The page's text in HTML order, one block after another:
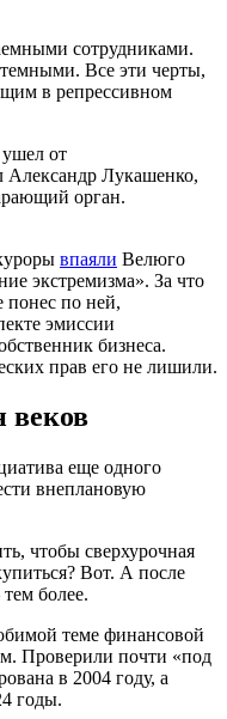
сотрудниками.
Все эти черты,
в репрессивном
от
Александр Лукашенко,
орган.
впаяли Велюго
экстремизма». За что
понес по ней,
эмиссии
бизнеса.
прав его не лишили.
веков
еще одного
внеплановую
чтобы сверхурочная
Вот. А после
более.
теме финансовой
Проверили почти «под
в 2004 году, а
годы.